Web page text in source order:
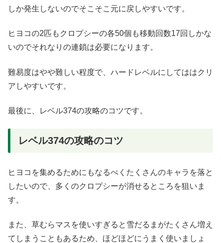
しか発生しないのでそこそこ元に戻しやすいです。
ヒヨコの2匹もクロプシーの各50個も移動回数17回しかな
いのでそれなりの連鎖は必要になります。
難易度はやや難しい程度で、ハードレベルにしてははクリ
アしやすいです。
最後に、レベル374の攻略のコツです。
レベル374の攻略のコツ
ヒヨコを集めるためにもなるべくたくさんのキャラを落と
したいので、多くのクロプシーが消せるところを狙いま
す。
また、草むらマスを使いすぎると雪だるまがたくさん増え
てしまうこともあるため、ほどほどにうまく使いましょ